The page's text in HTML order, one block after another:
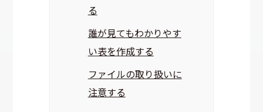
る
誰が見てもわかりやす
い表を作成する
ファイルの取り扱いに
注意する